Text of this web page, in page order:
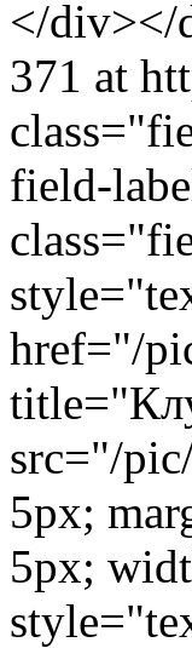
</div></
371 at
field-
href="/
src="/
5px;
5px;